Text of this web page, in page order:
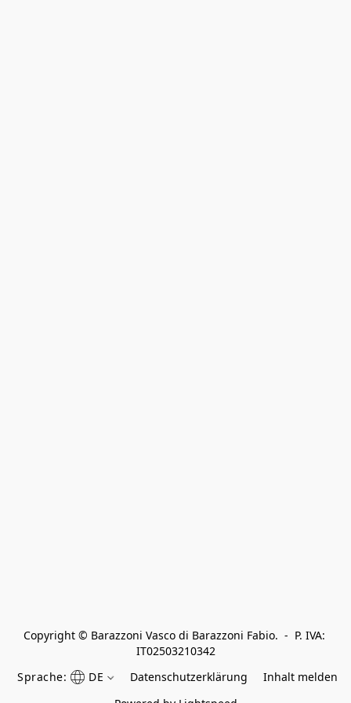
Copyright © Barazzoni Vasco di Barazzoni Fabio.  -  P. IVA:
IT02503210342
Sprache:
DE Datenschutzerklärung
Inhalt melden